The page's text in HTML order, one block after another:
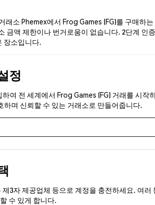
래소 Phemex에서 Frog Games (FG)를 구매하
금액 제한이나 번거로움이 없습니다. 2단계
장소입니다.
정
여 전 세계에서 Frog Games (FG) 거래를 시
며 신뢰할 수 있는 거래소로 만들어줍니다.
3자 제공업체 등으로 계정을 충전하세요. 여
수 있게 합니다.